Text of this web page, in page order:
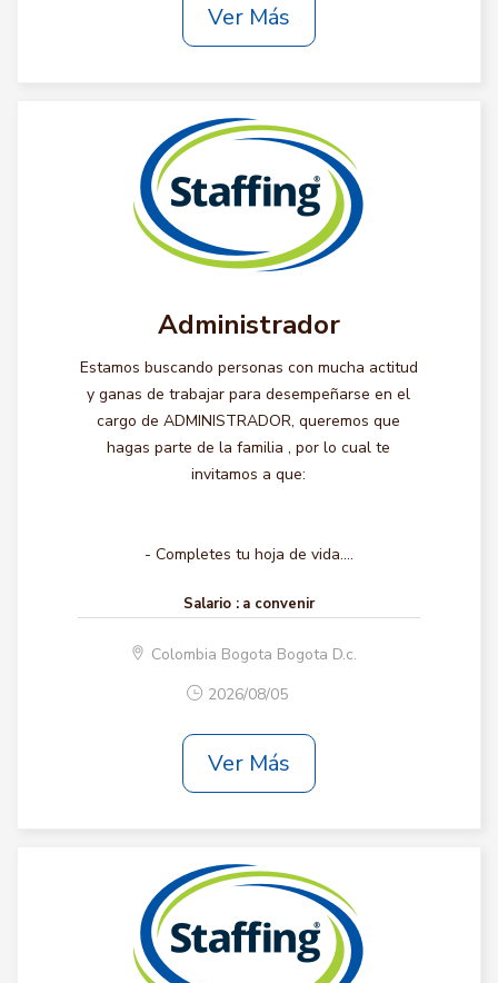
Ver Más
Administrador
Estamos buscando personas con mucha actitud
y ganas de trabajar para desempeñarse en el
cargo de ADMINISTRADOR, queremos que
hagas parte de la familia , por lo cual te
invitamos a que:
- Completes tu hoja de vida....
Salario : a convenir
Colombia Bogota Bogota D.c.
2026/08/05
Ver Más